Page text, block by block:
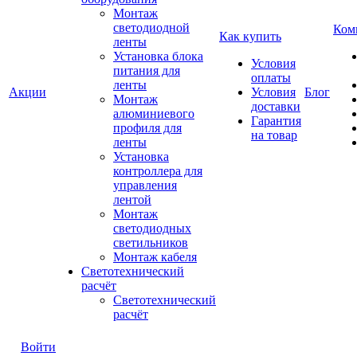
Акции
Монтаж
светодиодной
ленты
Установка блока
питания для
ленты
Монтаж
алюминиевого
профиля для
ленты
Установка
контроллера для
управления
лентой
Монтаж
светодиодных
светильников
Монтаж кабеля
Светотехнический
расчёт
Светотехнический
расчёт
Как купить
Условия
оплаты
Условия
доставки
Гарантия
на товар
Блог
Войти